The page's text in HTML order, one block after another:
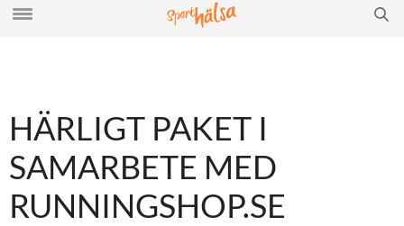
HÄRLIGT PAKET I
SAMARBETE MED
RUNNINGSHOP.SE